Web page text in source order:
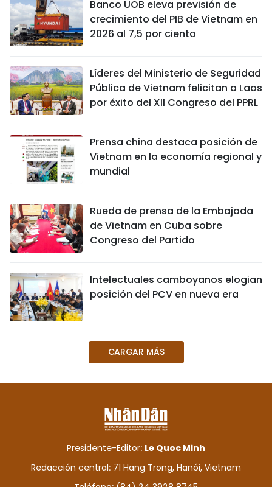
Banco UOB eleva previsión de
crecimiento del PIB de Vietnam en
2026 al 7,5 por ciento
Líderes del Ministerio de Seguridad
Pública de Vietnam felicitan a Laos
por éxito del XII Congreso del PPRL
Prensa china destaca posición de
Vietnam en la economía regional y
mundial
Rueda de prensa de la Embajada
de Vietnam en Cuba sobre
Congreso del Partido
Intelectuales camboyanos elogian
posición del PCV en nueva era
CARGAR MÁS
Presidente-Editor: Le Quoc Minh
Redacción central: 71 Hang Trong, Hanói, Vietnam